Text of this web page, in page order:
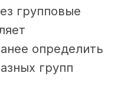
групповые
определить
групп